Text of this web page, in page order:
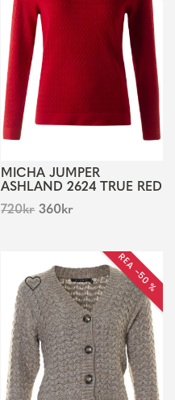
MICHA JUMPER
ASHLAND 2624 TRUE RED
720kr 360kr
REA −50 %